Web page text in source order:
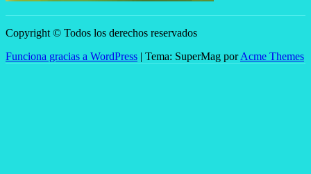
Copyright © Todos los derechos reservados
Funciona gracias a WordPress | Tema: SuperMag porAcme Themes